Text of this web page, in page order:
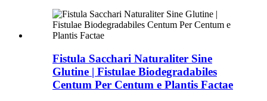
Fistula Sacchari Naturaliter Sine
Glutine | Fistulae Biodegradabiles
Centum Per Centum e Plantis Factae